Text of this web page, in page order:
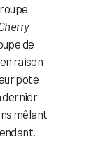
de
raison
pote
dernier
mêlant